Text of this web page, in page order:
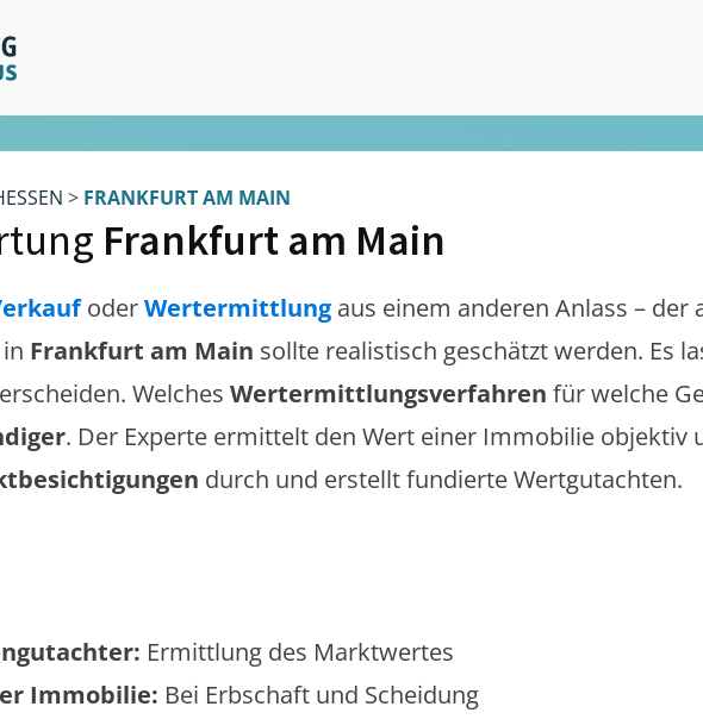
> FRANKFURT AM MAIN
Frankfurt am Main
oderWertermittlung aus einem anderen Anlass – der
Frankfurt am Main sollte realistisch geschätzt werden. Es
Welches Wertermittlungsverfahren für welche
. Der Experte ermittelt den Wert einer Immobilie objektiv
durch und erstellt fundierte Wertgutachten.
Ermittlung des Marktwertes
Immobilie: Bei Erbschaft und Scheidung